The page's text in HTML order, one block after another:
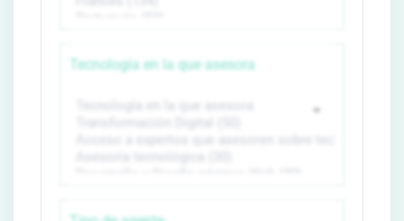
Tecnología en la que asesora